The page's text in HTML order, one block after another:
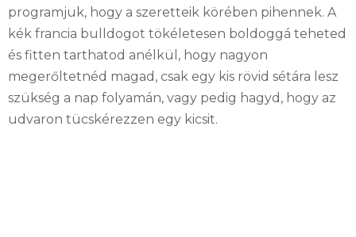
programjuk, hogy a szeretteik körében pihennek. A
kék francia bulldogot tökéletesen boldoggá teheted
és fitten tarthatod anélkül, hogy nagyon
megerőltetnéd magad, csak egy kis rövid sétára lesz
szükség a nap folyamán, vagy pedig hagyd, hogy az
udvaron tücskérezzen egy kicsit.